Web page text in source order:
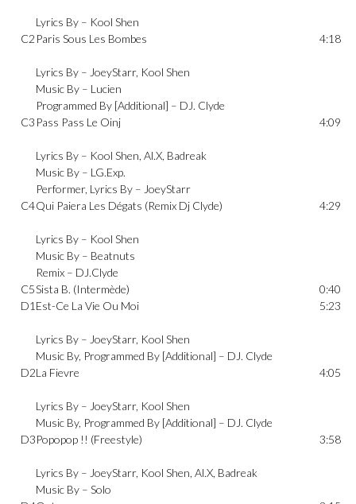
Lyrics By – Kool Shen
C2 Paris Sous Les Bombes
Lyrics By – JoeyStarr, Kool Shen
Music By – Lucien
Programmed By [Additional] – DJ. Clyde
4:18
C3 Pass Pass Le Oinj
Lyrics By – Kool Shen,Al.X, Badreak
Music By – LG.Exp.
Performer, Lyrics By – JoeyStarr
4:09
C4Qui Paiera Les Dégats (Remix Dj Clyde)
Lyrics By – Kool Shen
Music By – Beatnuts
Remix – DJ.Clyde
4:29
C5Sista B. (Intermède)
0:40
D1 Est-Ce La Vie Ou Moi
Lyrics By – JoeyStarr, Kool Shen
Music By, Programmed By [Additional] – DJ. Clyde
5:23
D2La Fievre
Lyrics By – JoeyStarr, Kool Shen
Music By, Programmed By [Additional] – DJ. Clyde
4:05
D3Popopop !! (Freestyle)
Lyrics By – JoeyStarr, Kool Shen,Al.X, Badreak
Music By –Solo
3:58